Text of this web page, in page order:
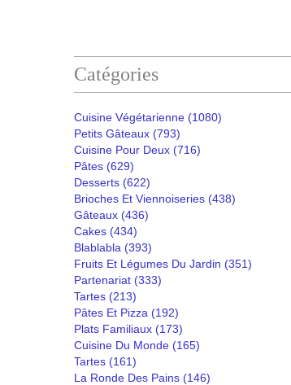
Catégories
Cuisine Végétarienne (1080)
Petits Gâteaux (793)
Cuisine Pour Deux (716)
Pâtes (629)
Desserts (622)
Brioches Et Viennoiseries (438)
Gâteaux (436)
Cakes (434)
Blablabla (393)
Fruits Et Légumes Du Jardin (351)
Partenariat (333)
Tartes (213)
Pâtes Et Pizza (192)
Plats Familiaux (173)
Cuisine Du Monde (165)
Tartes (161)
La Ronde Des Pains (146)